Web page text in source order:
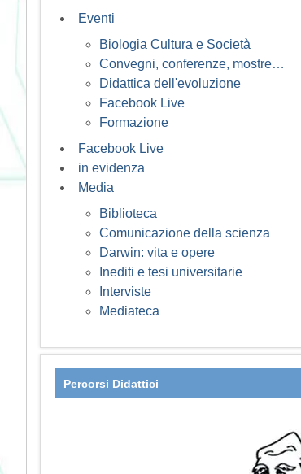
Eventi
Biologia Cultura e Società
Convegni, conferenze, mostre…
Didattica dell'evoluzione
Facebook Live
Formazione
Facebook Live
in evidenza
Media
Biblioteca
Comunicazione della scienza
Darwin: vita e opere
Inediti e tesi universitarie
Interviste
Mediateca
Percorsi Didattici